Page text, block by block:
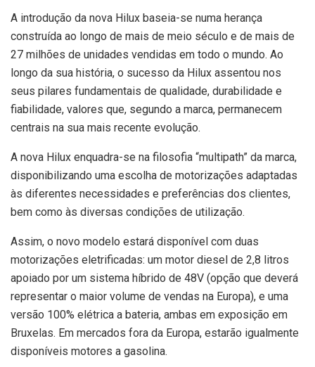
A introdução da nova Hilux baseia-se numa herança
construída ao longo de mais de meio século e de mais de
27 milhões de unidades vendidas em todo o mundo. Ao
longo da sua história, o sucesso da Hilux assentou nos
seus pilares fundamentais de qualidade, durabilidade e
fiabilidade, valores que, segundo a marca, permanecem
centrais na sua mais recente evolução.
A nova Hilux enquadra-se na filosofia “multipath” da marca,
disponibilizando uma escolha de motorizações adaptadas
às diferentes necessidades e preferências dos clientes,
bem como às diversas condições de utilização.
Assim, o novo modelo estará disponível com duas
motorizações eletrificadas: um motor diesel de 2,8 litros
apoiado por um sistema híbrido de 48V (opção que deverá
representar o maior volume de vendas na Europa), e uma
versão 100% elétrica a bateria, ambas em exposição em
Bruxelas. Em mercados fora da Europa, estarão igualmente
disponíveis motores a gasolina.